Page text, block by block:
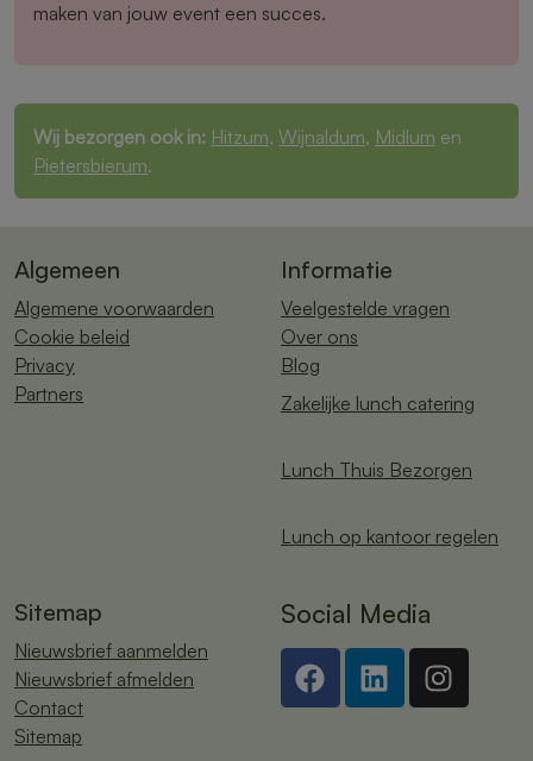
maken van jouw event een succes.
Wij bezorgen ook in: Hitzum, Wijnaldum, Midlum en
Pietersbierum.
Algemeen
Algemene voorwaarden
Cookie beleid
Privacy
Partners
Informatie
Veelgestelde vragen
Over ons
Blog
Zakelijke lunch catering
Lunch Thuis Bezorgen
Lunch op kantoor regelen
Sitemap
Nieuwsbrief aanmelden
Nieuwsbrief afmelden
Contact
Sitemap
Social Media